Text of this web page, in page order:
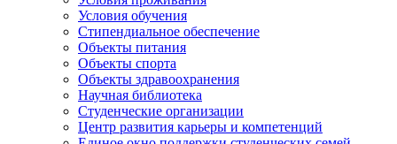
Условия обучения
Стипендиальное обеспечение
Объекты питания
Объекты спорта
Объекты здравоохранения
Научная библиотека
Студенческие организации
Центр развития карьеры и компетенций